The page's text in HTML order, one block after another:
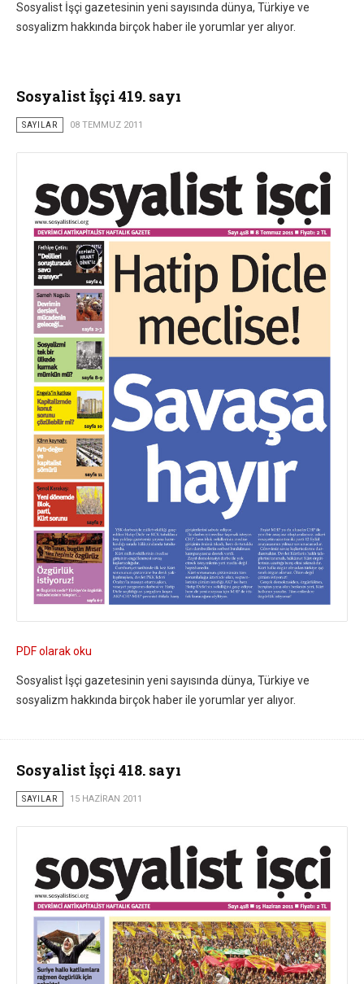
Sosyalist İşçi gazetesinin yeni sayısında dünya, Türkiye ve
sosyalizm hakkında birçok haber ile yorumlar yer alıyor.
Sosyalist İşçi 419. sayı
SAYILAR 08 TEMMUZ 2011
PDF olarak oku
Sosyalist İşçi gazetesinin yeni sayısında dünya, Türkiye ve
sosyalizm hakkında birçok haber ile yorumlar yer alıyor.
Sosyalist İşçi 418. sayı
SAYILAR 15 HAZIRAN 2011